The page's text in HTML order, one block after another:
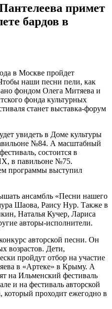
примет
бардов в
в Москве пройдет
наши песни пели, как
фондом Олега Митяева и
фонда культурных
станет выставка-форум
увидеть в Доме культуры
№84. А масштабный
состоится в
в павильоне №75.
программы выступил
ансамбль «Песни нашего
Шаова, Раису Нур. Также в
Наталья Кучер, Лариса
авторы-исполнители.
авторской песни. Он
возрастов. Дети,
пройдут отбор на участие
в «Артеке» в Крыму. А
на Ильменский фестиваль
и на фестиваль авторской
проходит ежегодно в